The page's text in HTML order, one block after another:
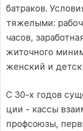
бат­ра­ков.
тя­же­лы­ми:
ча­сов,
жи­точ­но­го
жен­с­кий и
С 30-х го­дов
ции - кас­сы
проф­со­юзы,